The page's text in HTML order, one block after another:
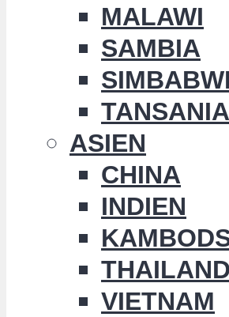
MALAWI
SAMBIA
TANSANIA
ASIEN
CHINA
INDIEN
THAILAND
VIETNAM